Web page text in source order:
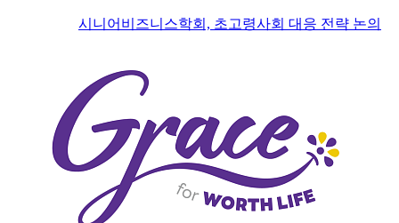
시니어비즈니스학회, 초고령사회 대응 전략 논의